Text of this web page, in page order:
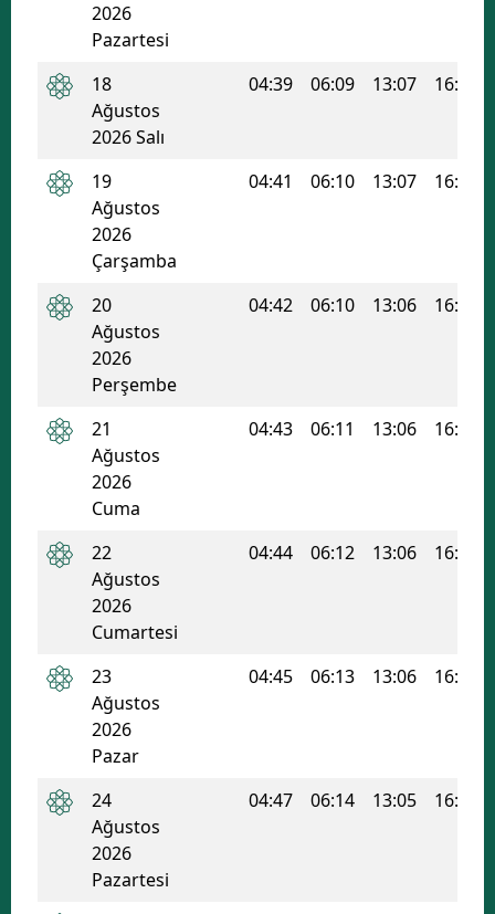
2026
Pazartesi
18
Ağustos
2026 Salı
04:39 06:09 13:07 16:51
19
Ağustos
2026
Çarşamba
04:41 06:10 13:07 16:51
20
Ağustos
2026
Perşembe
04:42 06:10 13:06 16:50
21
Ağustos
2026
Cuma
04:43 06:11 13:06 16:50
22
Ağustos
2026
Cumartesi
04:44 06:12 13:06 16:49
23
Ağustos
2026
Pazar
04:45 06:13 13:06 16:48
24
Ağustos
2026
Pazartesi
04:47 06:14 13:05 16:48